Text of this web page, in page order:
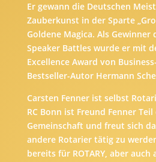
Er gewann die Deutschen
Zauberkunst in der Sparte
Goldene Magica. Als
Speaker Battles wurde er mit
Excellence Award von
Bestseller-Autor Hermann
Carsten Fenner ist selbst
RC Bonn ist Freund Fenner
Gemeinschaft und freut sich
andere Rotarier tätig zu
bereits für ROTARY, aber